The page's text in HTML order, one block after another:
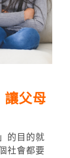
讓父母
的目的就
社會都要